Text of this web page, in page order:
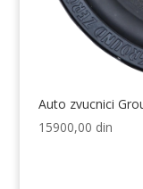
Auto zvucnici
15900,00 din